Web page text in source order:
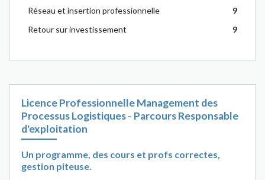
Réseau et insertion professionnelle
9
Retour sur investissement
9
Licence Professionnelle Management des
Processus Logistiques - Parcours Responsable
d'exploitation
Un programme, des cours et profs correctes,
gestion piteuse.